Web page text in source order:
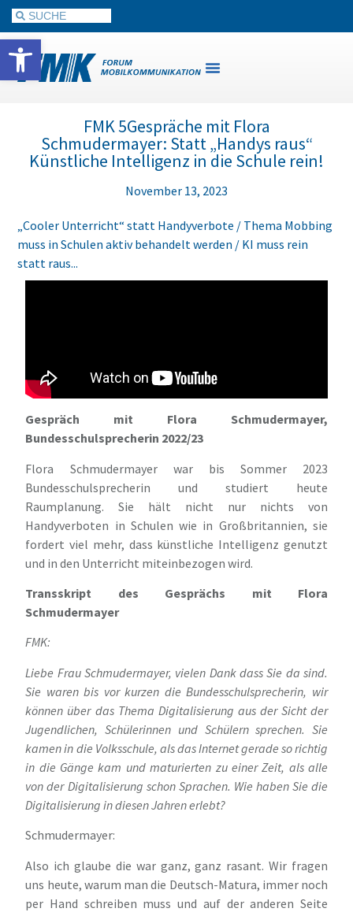
Werkzeugleiste öffnen
FMK 5Gespräche mit Flora
Schmudermayer: Statt „Handys raus“
Künstliche Intelligenz in die Schule rein!
November 13, 2023
„Cooler Unterricht“ statt Handyverbote / Thema Mobbing
muss in Schulen aktiv behandelt werden / KI muss rein
statt raus...
Gespräch mit Flora Schmudermayer,
Bundesschulsprecherin 2022/23
Flora Schmudermayer war bis Sommer 2023
Bundesschulsprecherin und studiert heute
Raumplanung. Sie hält nicht nur nichts von
Handyverboten in Schulen wie in Großbritannien, sie
fordert viel mehr, dass künstliche Intelligenz genutzt
und in den Unterricht miteinbezogen wird.
Transskript des Gesprächs mit Flora
Schmudermayer
FMK:
Liebe Frau Schmudermayer, vielen Dank dass Sie da sind.
Sie waren bis vor kurzen die Bundesschulsprecherin, wir
können über das Thema Digitalisierung aus der Sicht der
Jugendlichen, Schülerinnen und Schülern sprechen. Sie
kamen in die Volksschule, als das Internet gerade so richtig
in die Gänge kam und maturierten zu einer Zeit, als alle
von der Digitalisierung schon Sprachen. Wie haben Sie die
Digitalisierung in diesen Jahren erlebt?
Schmudermayer:
Also ich glaube die war ganz, ganz rasant. Wir fragen
uns heute, warum man die Deutsch-Matura, immer noch
per Hand schreiben muss und auf der anderen Seite